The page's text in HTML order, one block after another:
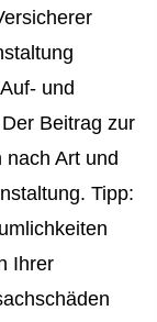
und
Beitrag zur
nach Art und
Tipp:
Ihrer